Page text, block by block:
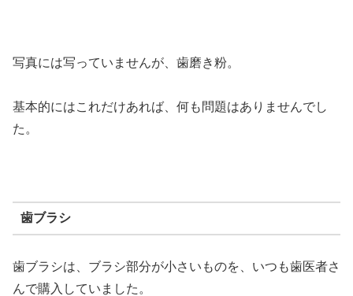
写真には写っていませんが、歯磨き粉。
基本的にはこれだけあれば、何も問題はありませんでし
た。
歯ブラシ
歯ブラシは、ブラシ部分が小さいものを、いつも歯医者さ
んで購入していました。